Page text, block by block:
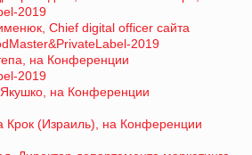
2019
Chief digital officer сайта
2019
на Конференции
2019
на Конференции
Крок (Израиль), на Конференции